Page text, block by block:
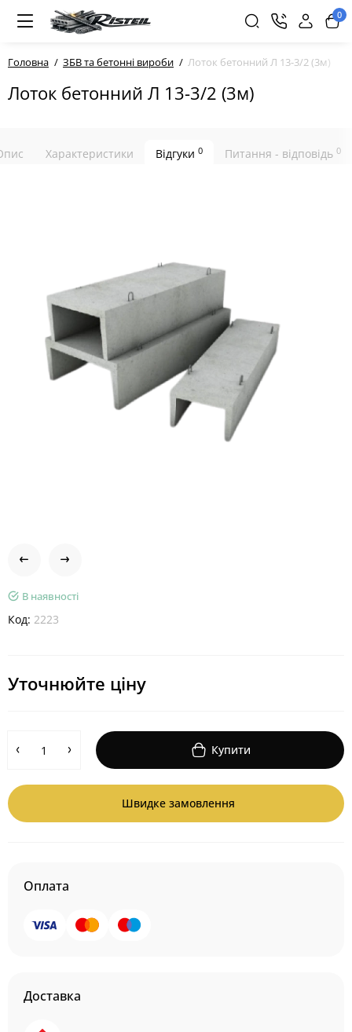
0
Головна ЗБВ та бетонні вироби Лоток бетонний Л 13-3/2 (3м)
Лоток бетонний Л 13-3/2 (3м)
Характеристики Відгуки 0 Питання - відповідь 0
В наявності
Код: 2223
Уточнюйте ціну
Купити
Швидке замовлення
Оплата
Доставка